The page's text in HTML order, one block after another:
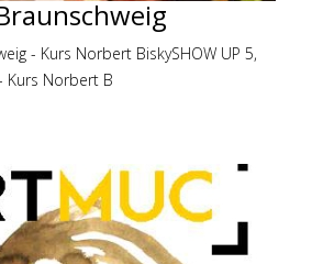
- Kurs Norbert BiskySHOW UP 5,
Kurs Norbert B